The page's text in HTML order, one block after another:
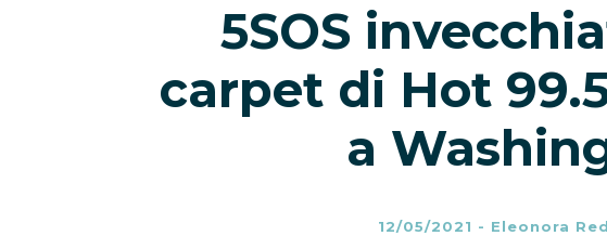
5SOS
carpet di Hot
a
12/05/2021 - Eleonora